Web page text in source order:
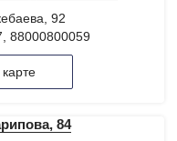
92
88000800059
84